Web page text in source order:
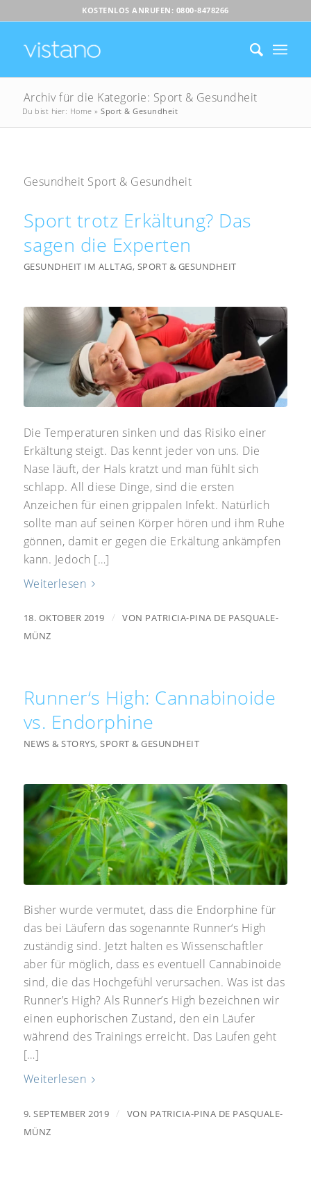
KOSTENLOS ANRUFEN: 0800-8478266
Archiv für die Kategorie: Sport & Gesundheit
Du bist hier: Home »Sport & Gesundheit
Gesundheit Sport & Gesundheit
Sport trotz Erkältung? Das
sagen die Experten
GESUNDHEIT IM ALLTAG, SPORT & GESUNDHEIT
Die Temperaturen sinken und das Risiko einer
Erkältung steigt. Das kennt jeder von uns. Die
Nase läuft, der Hals kratzt und man fühlt sich
schlapp. All diese Dinge, sind die ersten
Anzeichen für einen grippalen Infekt. Natürlich
sollte man auf seinen Körper hören und ihm Ruhe
gönnen, damit er gegen die Erkältung ankämpfen
kann. Jedoch […]
Weiterlesen
18. OKTOBER 2019 / VON PATRICIA-PINA DE PASQUALE-
MÜNZ
Runner‘s High: Cannabinoide
vs. Endorphine
NEWS & STORYS,SPORT & GESUNDHEIT
Bisher wurde vermutet, dass die Endorphine für
das bei Läufern das sogenannte Runner‘s High
zuständig sind. Jetzt halten es Wissenschaftler
aber für möglich, dass es eventuell Cannabinoide
sind, die das Hochgefühl verursachen. Was ist das
Runner’s High? Als Runner’s High bezeichnen wir
einen euphorischen Zustand, den ein Läufer
während des Trainings erreicht. Das Laufen geht
[…]
Weiterlesen
9. SEPTEMBER 2019 / VON PATRICIA-PINA DE PASQUALE-
MÜNZ